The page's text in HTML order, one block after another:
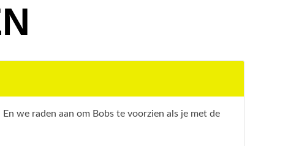
we raden aan om Bobs te voorzien als je met de